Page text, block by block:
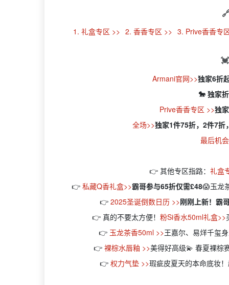
1. 礼盒专区 >> 2. 香香专区 >> 3. Prive香香专
Armani官网>>独家6折
🐎 独家
Prive香香专区 >>独
全场>>独家1件75折，2件7折
最后机
👉 其他专区指路： 礼盒
👉私藏Q香礼盒>>霸哥参与65折仅需£48😱玉龙
👉 2025圣诞倒数日历 >>刚刚上新！霸
👉 真的不要太方便！ 粉Si香水50ml礼盒>>
👉 玉龙茶香50ml >>王嘉尔、易烊千玺
👉裸棕水唇釉 >>美得好高级💫 春夏裸棕
👉 权力气垫 >>瑕疵皮夏天的本命底妆